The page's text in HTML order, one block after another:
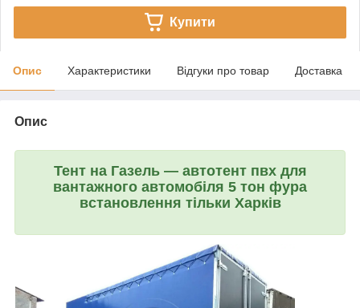
Купити
Опис Характеристики Відгуки про товар Доставка
Опис
Тент на Газель — автотент пвх для
вантажного автомобіля 5 тон фура
встановлення тільки Харків